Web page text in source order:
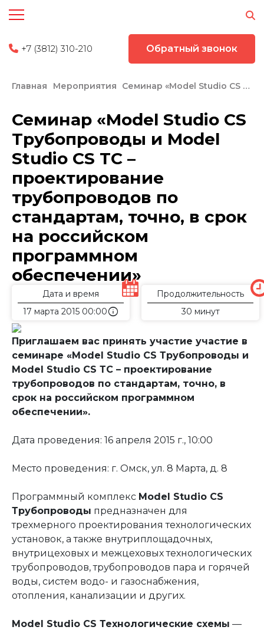
+7 (3812) 310-210 Обратный звонок
Главная Мероприятия Семинар «Model Studio CS Трубопроводы и Model Studio CS ТС – проектирование трубопроводов по стандартам, точно, в срок на российском программном обеспечении»
Семинар «Model Studio CS
Трубопроводы и Model
Studio CS ТС –
проектирование
трубопроводов по
стандартам, точно, в срок
на российском
программном
обеспечении»
Дата и время
17 марта 2015 00:00info
Продолжительность
30 минут
Приглашаем вас принять участие участие в
семинаре «Model Studio CS Трубопроводы и
Model Studio CS ТС – проектирование
трубопроводов по стандартам, точно, в
срок на российском программном
обеспечении».
Дата проведения: 16 апреля 2015 г., 10:00
Место проведения: г. Омск, ул. 8 Марта, д. 8
Программный комплекс Model Studio CS
Трубопроводы предназначен для
трехмерного проектирования технологических
установок, а также внутриплощадочных,
внутрицеховых и межцеховых технологических
трубопроводов, трубопроводов пара и горячей
воды, систем водо- и газоснабжения,
отопления, канализации и других.
Model Studio CS Технологические схемы —